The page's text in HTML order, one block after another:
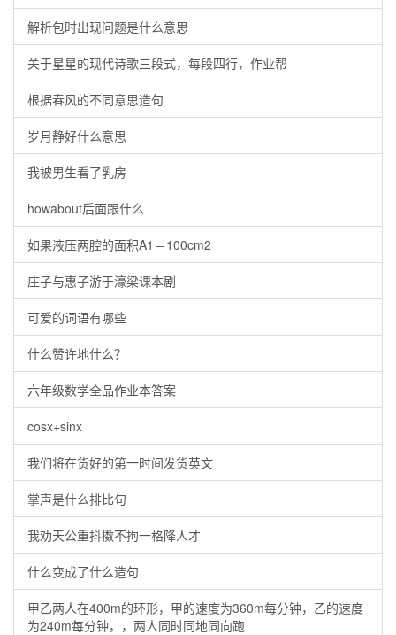
解析包时出现问题是什么意思
关于星星的现代诗歌三段式，每段四行，作业帮
根据春风的不同意思造句
岁月静好什么意思
我被男生看了乳房
howabout后面跟什么
如果液压两腔的面积A1＝100cm2
庄子与惠子游于濠梁课本剧
可爱的词语有哪些
什么赞许地什么？
六年级数学全品作业本答案
cosx+sinx
我们将在货好的第一时间发货英文
掌声是什么排比句
我劝天公重抖擞不拘一格降人才
什么变成了什么造句
甲乙两人在400m的环形，甲的速度为360m每分钟，乙的速度
为240m每分钟，，两人同时同地同向跑